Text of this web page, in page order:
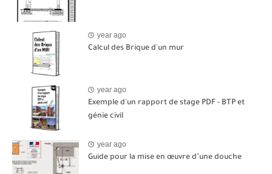
year ago
Calcul des Brique d'un mur
year ago
Exemple d'un rapport de stage PDF - BTP et
génie civil
year ago
Guide pour la mise en œuvre d’une douche